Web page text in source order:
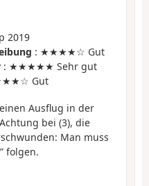
2019
: ★★★★☆ Gut
: ★★★★★ Sehr gut
Gut
Ausflug in der
Achtung bei (3), die
Man muss
folgen.